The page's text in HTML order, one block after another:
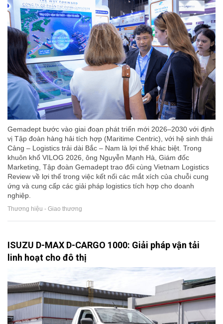
Gemadept bước vào giai đoạn phát triển mới 2026–2030 với định
vị Tập đoàn hàng hải tích hợp (Maritime Centric), với hệ sinh thái
Cảng – Logistics trải dài Bắc – Nam là lợi thế khác biệt. Trong
khuôn khổ VILOG 2026, ông Nguyễn Mạnh Hà, Giám đốc
Marketing, Tập đoàn Gemadept trao đổi cùng Vietnam Logistics
Review về lợi thế trong việc kết nối các mắt xích của chuỗi cung
ứng và cung cấp các giải pháp logistics tích hợp cho doanh
nghiệp.
Thương hiệu - Giao thương
ISUZU D-MAX D-CARGO 1000: Giải pháp vận tải
linh hoạt cho đô thị